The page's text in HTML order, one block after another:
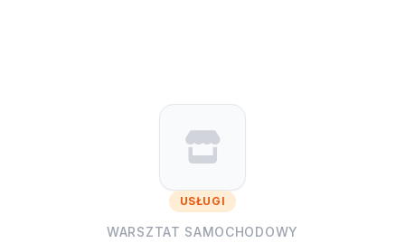
USŁUGI
WARSZTAT SAMOCHODOWY